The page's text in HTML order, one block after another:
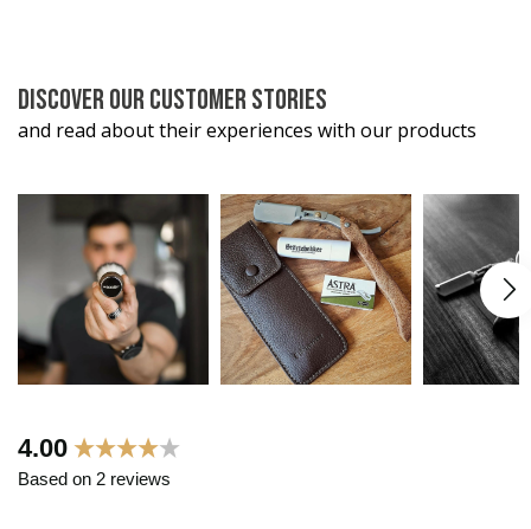
DISCOVER OUR CUSTOMER STORIES
and read about their experiences with our products
4.00
Based on 2 reviews
New content loaded